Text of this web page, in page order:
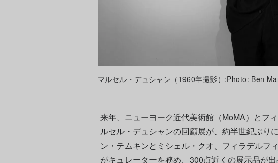
マルセル・デュシャン（1960年撮影）:Photo: Ben
来年、 ニューヨーク近代美術館（MoMA） とフ
ルセル・デュシャンの回顧展が、約半世紀ぶりに
ン・テムキンとミシェル・クオ、フィラデルフ
がキュレーターを務め、300点近くの展示品が